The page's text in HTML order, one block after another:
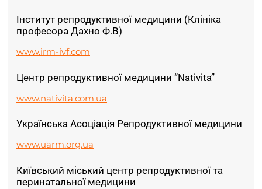
Інститут репродуктивної медицини (Клініка
професора Дахно Ф.В)
www.irm-ivf.com
Центр репродуктивної медицини “Nativita”
www.nativita.com.ua
Українська Асоціація Репродуктивної медицини
www.uarm.org.ua
Київський міський центр репродуктивної та
перинатальної медицини